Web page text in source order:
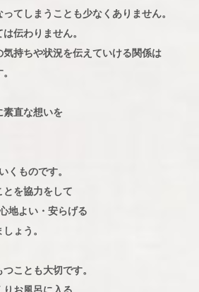
てしまうことも少なくありません。
伝わりません。
気持ちや状況を伝えていける関係は
素直な想いを
くものです。
とを協力をして
地よい・安らげる
ょう。
ことも大切です。